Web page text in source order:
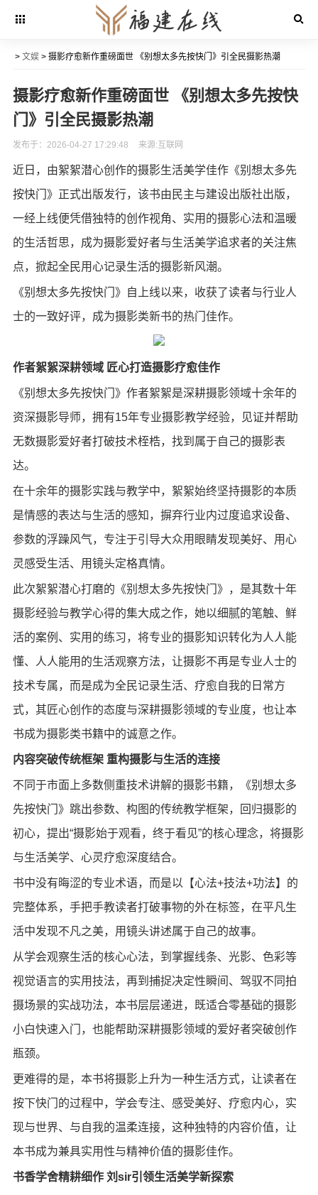
> 文娱> 摄影疗愈新作重磅面世 《别想太多先按快门》引全民摄影热潮
摄影疗愈新作重磅面世 《别想太多先按快
门》引全民摄影热潮
发布于：2026-04-27 17:29:48 来源:互联网
近日，由絮絮潜心创作的摄影生活美学佳作《别想太多先
按快门》正式出版发行，该书由民主与建设出版社出版，
一经上线便凭借独特的创作视角、实用的摄影心法和温暖
的生活哲思，成为摄影爱好者与生活美学追求者的关注焦
点，掀起全民用心记录生活的摄影新风潮。
《别想太多先按快门》自上线以来，收获了读者与行业人
士的一致好评，成为摄影类新书的热门佳作。
作者絮絮深耕领域 匠心打造摄影疗愈佳作
《别想太多先按快门》作者絮絮是深耕摄影领域十余年的
资深摄影导师，拥有15年专业摄影教学经验，见证并帮助
无数摄影爱好者打破技术桎梏，找到属于自己的摄影表
达。
在十余年的摄影实践与教学中，絮絮始终坚持摄影的本质
是情感的表达与生活的感知，摒弃行业内过度追求设备、
参数的浮躁风气，专注于引导大众用眼睛发现美好、用心
灵感受生活、用镜头定格真情。
此次絮絮潜心打磨的《别想太多先按快门》，是其数十年
摄影经验与教学心得的集大成之作，她以细腻的笔触、鲜
活的案例、实用的练习，将专业的摄影知识转化为人人能
懂、人人能用的生活观察方法，让摄影不再是专业人士的
技术专属，而是成为全民记录生活、疗愈自我的日常方
式，其匠心创作的态度与深耕摄影领域的专业度，也让本
书成为摄影类书籍中的诚意之作。
内容突破传统框架 重构摄影与生活的连接
不同于市面上多数侧重技术讲解的摄影书籍，《别想太多
先按快门》跳出参数、构图的传统教学框架，回归摄影的
初心，提出“摄影始于观看，终于看见”的核心理念，将摄影
与生活美学、心灵疗愈深度结合。
书中没有晦涩的专业术语，而是以【心法+技法+功法】的
完整体系，手把手教读者打破事物的外在标签，在平凡生
活中发现不凡之美，用镜头讲述属于自己的故事。
从学会观察生活的核心心法，到掌握线条、光影、色彩等
视觉语言的实用技法，再到捕捉决定性瞬间、驾驭不同拍
摄场景的实战功法，本书层层递进，既适合零基础的摄影
小白快速入门，也能帮助深耕摄影领域的爱好者突破创作
瓶颈。
更难得的是，本书将摄影上升为一种生活方式，让读者在
按下快门的过程中，学会专注、感受美好、疗愈内心，实
现与世界、与自我的温柔连接，这种独特的内容价值，让
本书成为兼具实用性与精神价值的摄影佳作。
书香学舍精耕细作 刘sir引领生活美学新探索